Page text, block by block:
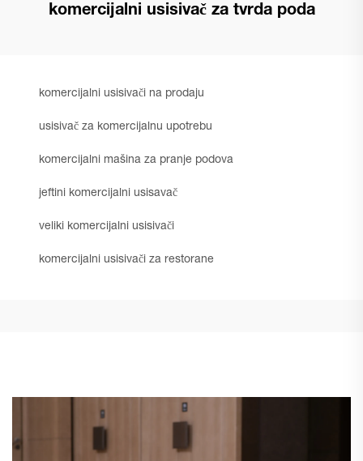
komercijalni usisivač za tvrda poda
komercijalni usisivači na prodaju
usisivač za komercijalnu upotrebu
komercijalni mašina za pranje podova
jeftini komercijalni usisavač
veliki komercijalni usisivači
komercijalni usisivači za restorane